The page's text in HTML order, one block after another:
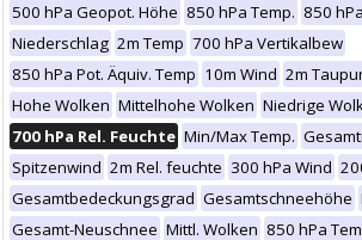
500 hPa Geopot. Höhe 850 hPa Temp. 850
Niederschlag 2m Temp 700 hPa Vertikalbew
850 hPa Pot. Äquiv. Temp 10m Wind 2m
Hohe Wolken Mittelhohe Wolken Niedrige
700 hPa Rel. Feuchte Min/Max Temp.
Spitzenwind 2m Rel. feuchte 300 hPa Wind
Gesamtbedeckungsgrad Gesamtschneehöhe
Gesamt-Neuschnee Mittl. Wolken 850 hPa